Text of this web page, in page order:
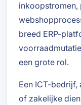
inkoopstromen,
breed ERP-
een grote rol.
Een ICT-
of zakelijke